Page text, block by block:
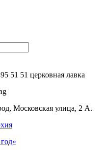
51 51 церковная лавка
Московская улица, 2 А.